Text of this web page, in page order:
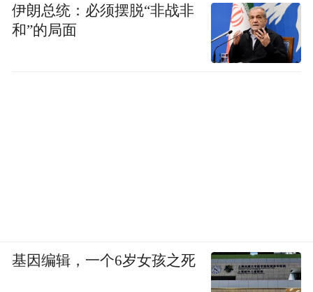
伊朗总统：必须摆脱“非战非
和”的局面
基因编辑，一个6岁女孩之死